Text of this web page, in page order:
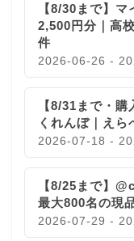
【8/30まで】
2,500円分｜高
件
2026-06-26 -
【8/31まで・
くれんぼ｜え
2026-07-18 -
【8/25まで】
最大800名の現
2026-07-29 -